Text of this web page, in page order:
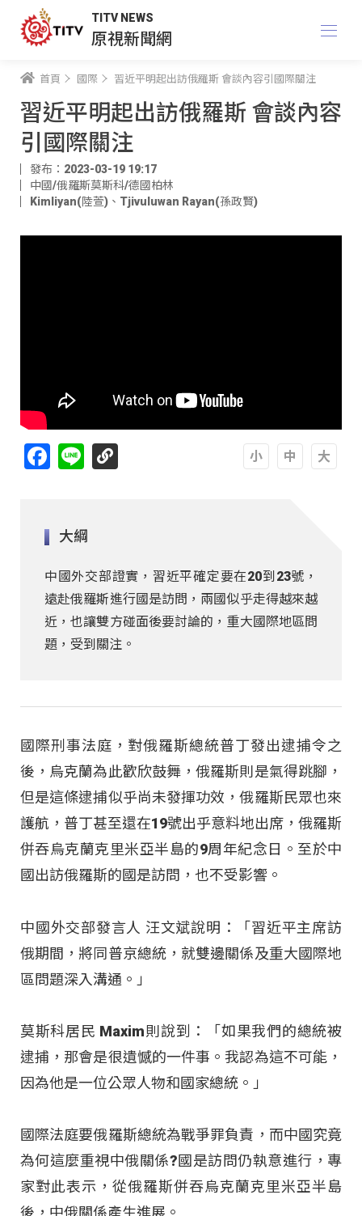
TITV NEWS
原視新聞網
首頁 國際 習近平明起出訪俄羅斯 會談內容引國際關注
習近平明起出訪俄羅斯 會談內容
引國際關注
發布：2023-03-19 19:17
中國/俄羅斯莫斯科/德國柏林
Kimliyan(陸萱) 、 Tjivuluwan Rayan(孫政賢)
Facebook
Line
大綱
中國外交部證實，習近平確定要在20到23號，
遠赴俄羅斯進行國是訪問，兩國似乎走得越來越
近，也讓雙方碰面後要討論的，重大國際地區問
題，受到關注。
國際刑事法庭，對俄羅斯總統普丁發出逮捕令之
後，烏克蘭為此歡欣鼓舞，俄羅斯則是氣得跳腳，
但是這條逮捕似乎尚未發揮功效，俄羅斯民眾也來
護航，普丁甚至還在19號出乎意料地出席，俄羅斯
併吞烏克蘭克里米亞半島的9周年紀念日。至於中
國出訪俄羅斯的國是訪問，也不受影響。
中國外交部發言人 汪文斌說明：「習近平主席訪
俄期間，將同普京總統，就雙邊關係及重大國際地
區問題深入溝通。」
莫斯科居民 Maxim則說到：「如果我們的總統被
逮捕，那會是很遺憾的一件事。我認為這不可能，
因為他是一位公眾人物和國家總統。」
國際法庭要俄羅斯總統為戰爭罪負責，而中國究竟
為何這麼重視中俄關係?國是訪問仍執意進行，專
家對此表示，從俄羅斯併吞烏克蘭克里米亞半島